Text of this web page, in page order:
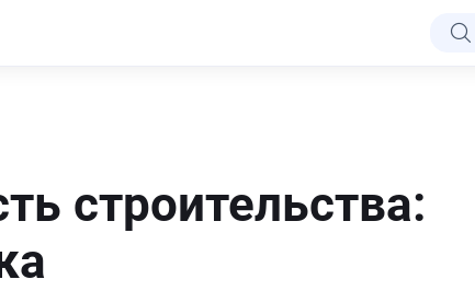
строительства: